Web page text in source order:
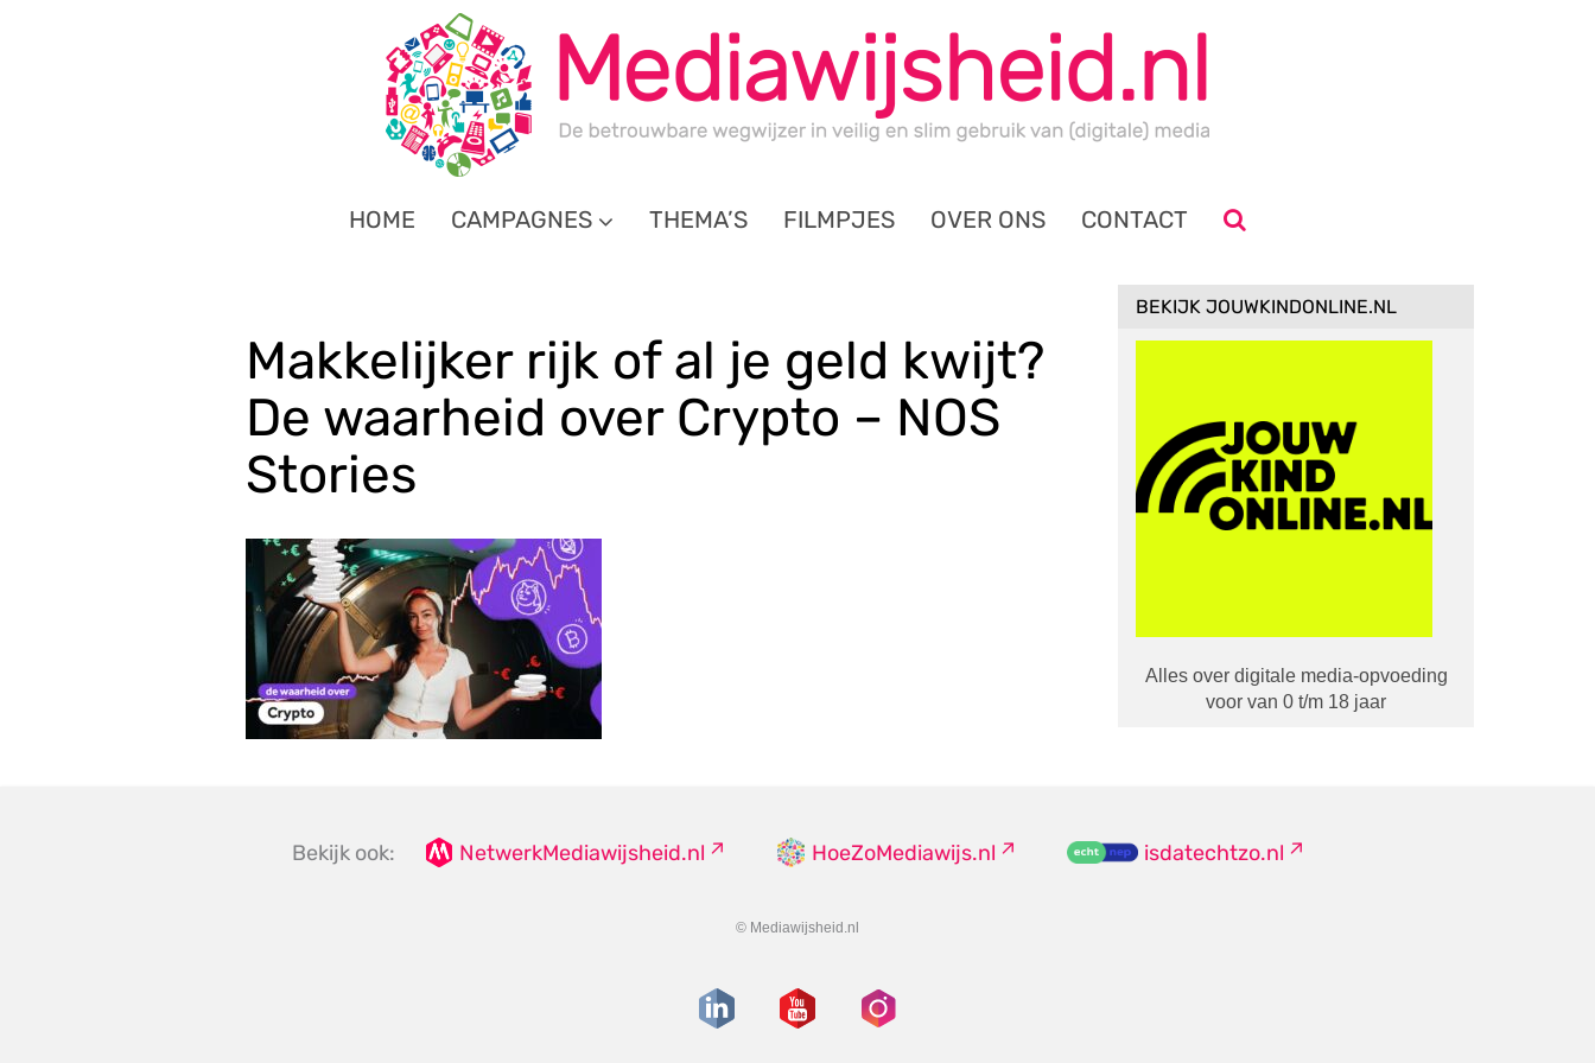
HOME CAMPAGNES THEMA’S FILMPJES OVER ONS CONTACT
Makkelijker rijk of al je geld kwijt?
De waarheid over Crypto – NOS
Stories
BEKIJK JOUWKINDONLINE.NL
Alles over digitale media-opvoeding
voor van 0 t/m 18 jaar
Bekijk ook: NetwerkMediawijsheid.nl HoeZoMediawijs.nl isdatechtzo.nl
© Mediawijsheid.nl